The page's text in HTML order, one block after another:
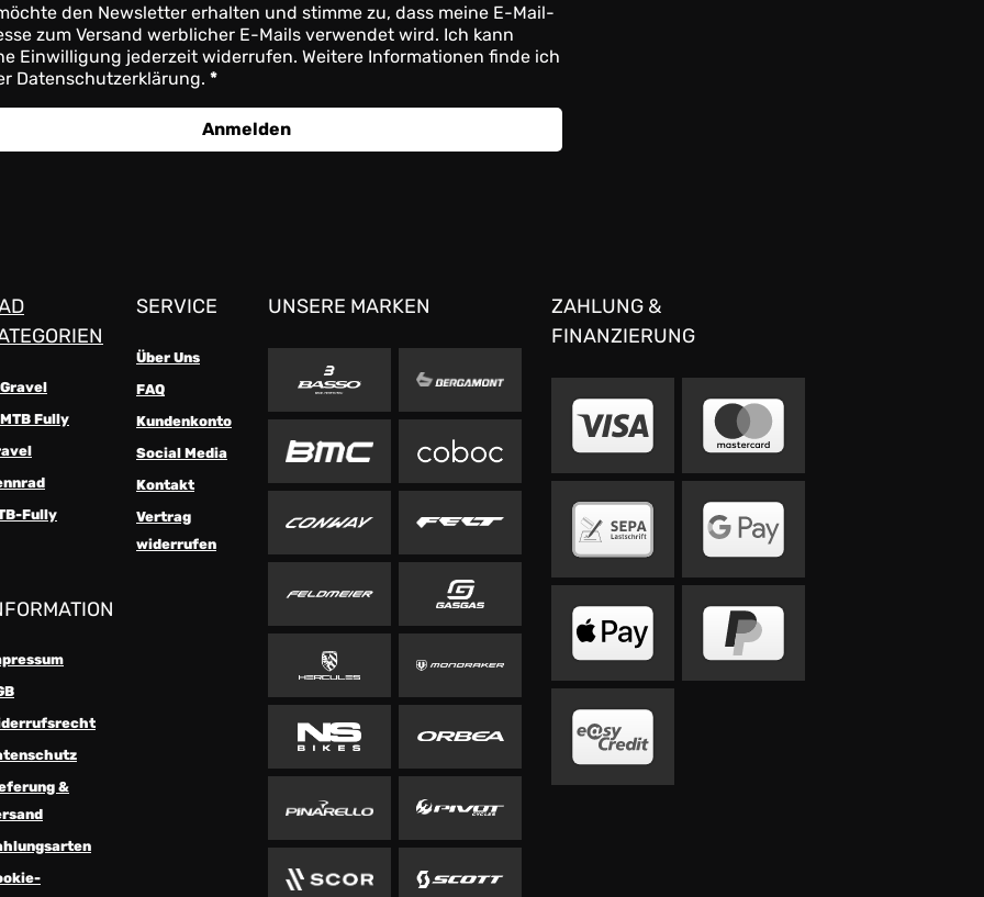
den Newsletter erhalten und stimme zu, dass meine E-Mail-
zum Versand werblicher E-Mails verwendet wird. Ich kann
Einwilligung jederzeit widerrufen. Weitere Informationen finde ich
Datenschutzerklärung.
Anmelden
Fully
Fully
SERVICE
Über Uns
FAQ
Kundenkonto
Social Media
Kontakt
Vertrag
widerrufen
&
UNSERE MARKEN
ZAHLUNG &
FINANZIERUNG